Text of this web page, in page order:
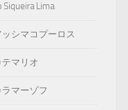
Siqueira Lima
ッシマコプーロス
テマリオ
ラマーゾフ